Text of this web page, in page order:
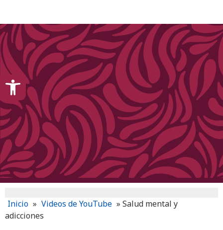
Inicio » Videos de YouTube » Salud mental y
adicciones
Open toolbar